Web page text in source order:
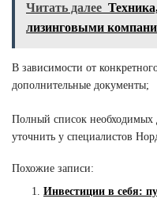
Читать далее
лизинговыми
В зависимости от
дополнительные документы;
Полный список необходимых
уточнить у специалистов
Похожие записи:
Инвестиции в себя: